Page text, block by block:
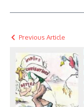
Previous Article